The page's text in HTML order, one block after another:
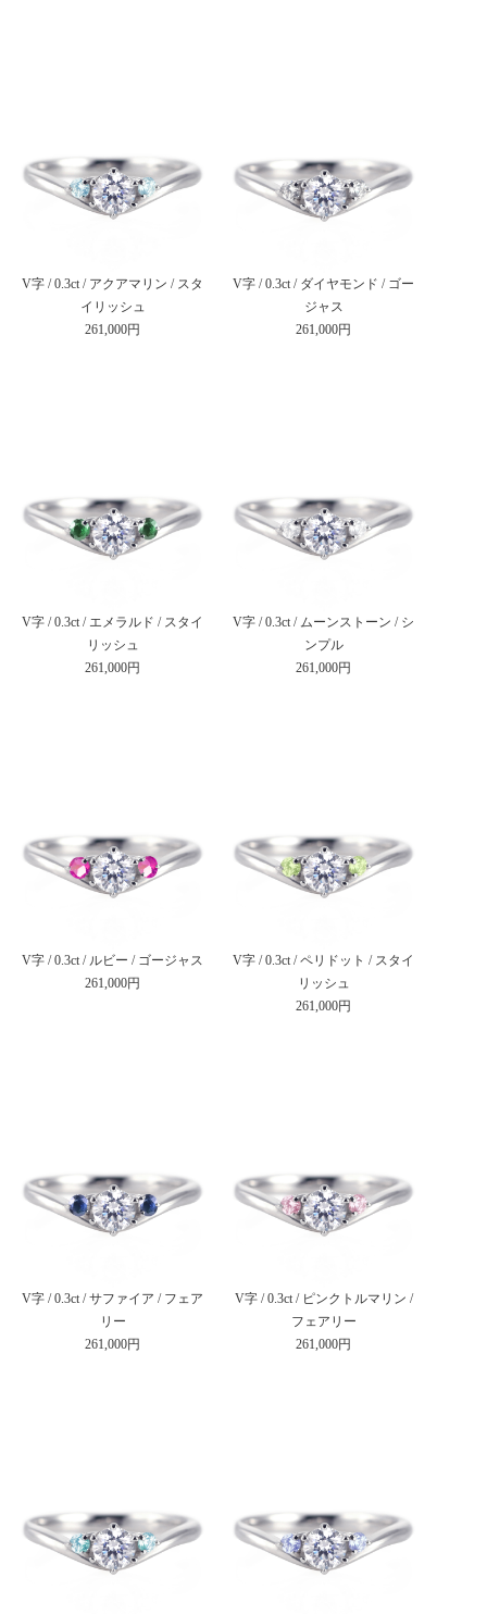
V字 / 0.3ct / アクアマリン / スタ
イリッシュ
261,000円
V字 / 0.3ct / ダイヤモンド / ゴー
ジャス
261,000円
V字 / 0.3ct / エメラルド / スタイ
リッシュ
261,000円
V字 / 0.3ct / ムーンストーン / シ
ンプル
261,000円
V字 / 0.3ct / ルビー / ゴージャス
261,000円
V字 / 0.3ct / ペリドット / スタイ
リッシュ
261,000円
V字 / 0.3ct / サファイア / フェア
リー
261,000円
V字 / 0.3ct / ピンクトルマリン /
フェアリー
261,000円